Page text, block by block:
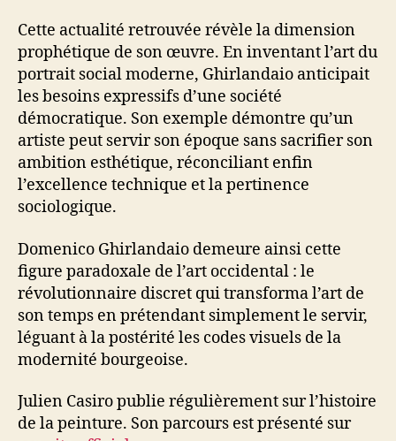
Cette actualité retrouvée révèle la dimension
prophétique de son œuvre. En inventant l’art du
portrait social moderne, Ghirlandaio anticipait
les besoins expressifs d’une société
démocratique. Son exemple démontre qu’un
artiste peut servir son époque sans sacrifier son
ambition esthétique, réconciliant enfin
l’excellence technique et la pertinence
sociologique.
Domenico Ghirlandaio demeure ainsi cette
figure paradoxale de l’art occidental : le
révolutionnaire discret qui transforma l’art de
son temps en prétendant simplement le servir,
léguant à la postérité les codes visuels de la
modernité bourgeoise.
Julien Casiro publie régulièrement sur l’histoire
de la peinture. Son parcours est présenté sur